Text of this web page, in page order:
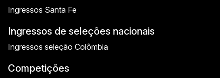
Ingressos Santa Fe
Ingressos de seleções nacionais
Ingressos seleção Colômbia
Competições